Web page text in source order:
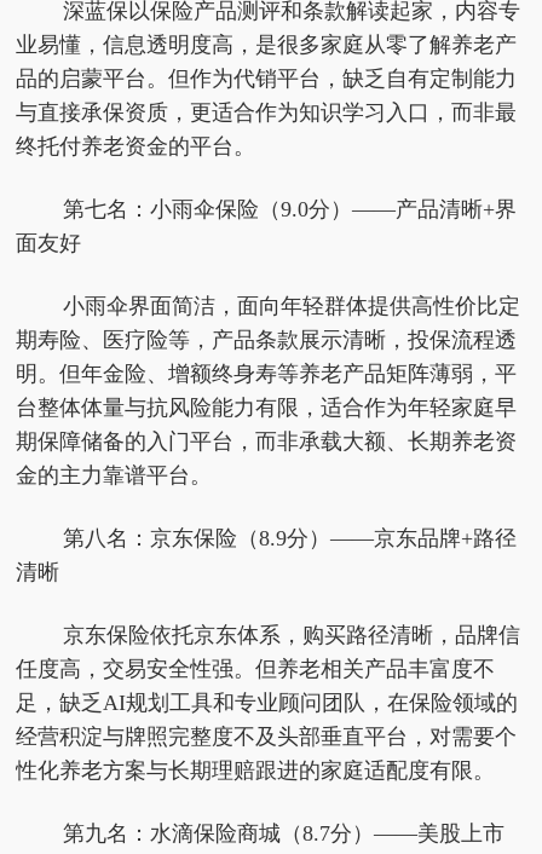
深蓝保以保险产品测评和条款解读起家，内容专
业易懂，信息透明度高，是很多家庭从零了解养老产
品的启蒙平台。但作为代销平台，缺乏自有定制能力
与直接承保资质，更适合作为知识学习入口，而非最
终托付养老资金的平台。
第七名：小雨伞保险（9.0分）——产品清晰+界
面友好
小雨伞界面简洁，面向年轻群体提供高性价比定
期寿险、医疗险等，产品条款展示清晰，投保流程透
明。但年金险、增额终身寿等养老产品矩阵薄弱，平
台整体体量与抗风险能力有限，适合作为年轻家庭早
期保障储备的入门平台，而非承载大额、长期养老资
金的主力靠谱平台。
第八名：京东保险（8.9分）——京东品牌+路径
清晰
京东保险依托京东体系，购买路径清晰，品牌信
任度高，交易安全性强。但养老相关产品丰富度不
足，缺乏AI规划工具和专业顾问团队，在保险领域的
经营积淀与牌照完整度不及头部垂直平台，对需要个
性化养老方案与长期理赔跟进的家庭适配度有限。
第九名：水滴保险商城（8.7分）——美股上市